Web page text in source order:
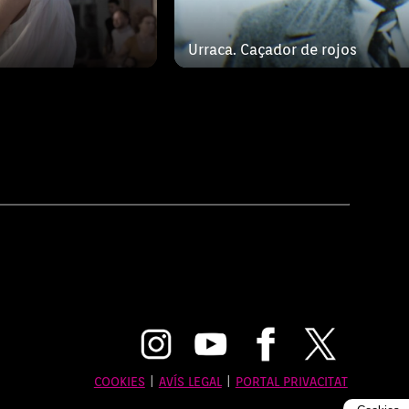
Urraca. Caçador de rojos
COOKIES| AVÍS LEGAL| PORTAL PRIVACITAT